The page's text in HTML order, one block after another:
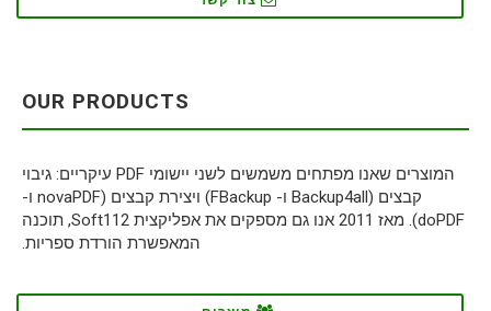
המוצרים שאנו מפתחים משמשים לשני יישומי PDF עיקריים: גיבוי
doPDF). מאז 2011 אנו גם מספקים את אפליקצית Soft112, תוכנה
המאפשרת הורדת ספריות.